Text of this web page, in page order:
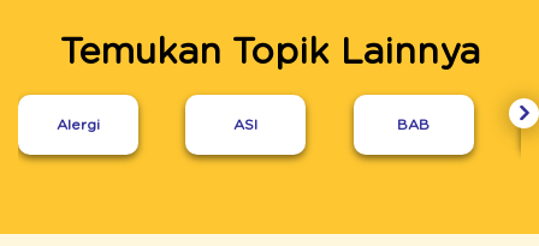
Temukan Topik Lainnya
Alergi ASI BAB